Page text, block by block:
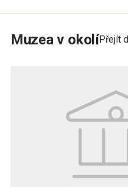
Muzea v okolíPřejít